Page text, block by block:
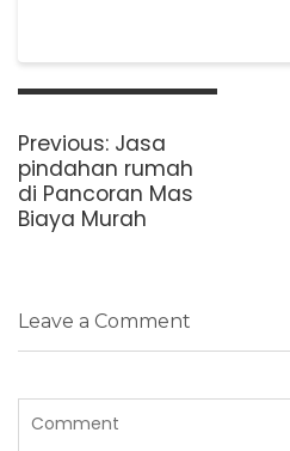
Post
Previous: Previous
post:
Jasa
pindahan rumah
di Pancoran Mas
Biaya Murah
Leave a Comment